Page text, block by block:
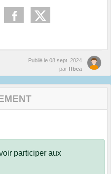
Publié le 08 sept. 2024
par ffbca
participer aux